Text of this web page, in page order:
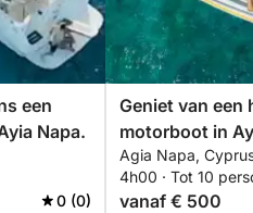
een
Napa.
0 (0)
Geniet van een
motorboot in
Agia Napa,
4h00 · Tot 10
vanaf € 500